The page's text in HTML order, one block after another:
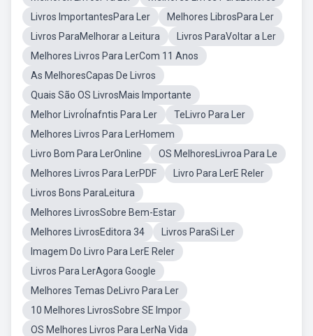
Livros ImportantesPara Ler
Melhores LibrosPara Ler
Livros ParaMelhorar a Leitura
Livros ParaVoltar a Ler
Melhores Livros Para LerCom 11 Anos
As MelhoresCapas De Livros
Quais São OS LivrosMais Importante
Melhor LivroÍnafntis Para Ler
TeLivro Para Ler
Melhores Livros Para LerHomem
Livro Bom Para LerOnline
OS MelhoresLivroa Para Le
Melhores Livros Para LerPDF
Livro Para LerE Reler
Livros Bons ParaLeitura
Melhores LivrosSobre Bem-Estar
Melhores LivrosEditora 34
Livros ParaSi Ler
Imagem Do Livro Para LerE Reler
Livros Para LerAgora Google
Melhores Temas DeLivro Para Ler
10 Melhores LivrosSobre SE Impor
OS Melhores Livros Para LerNa Vida